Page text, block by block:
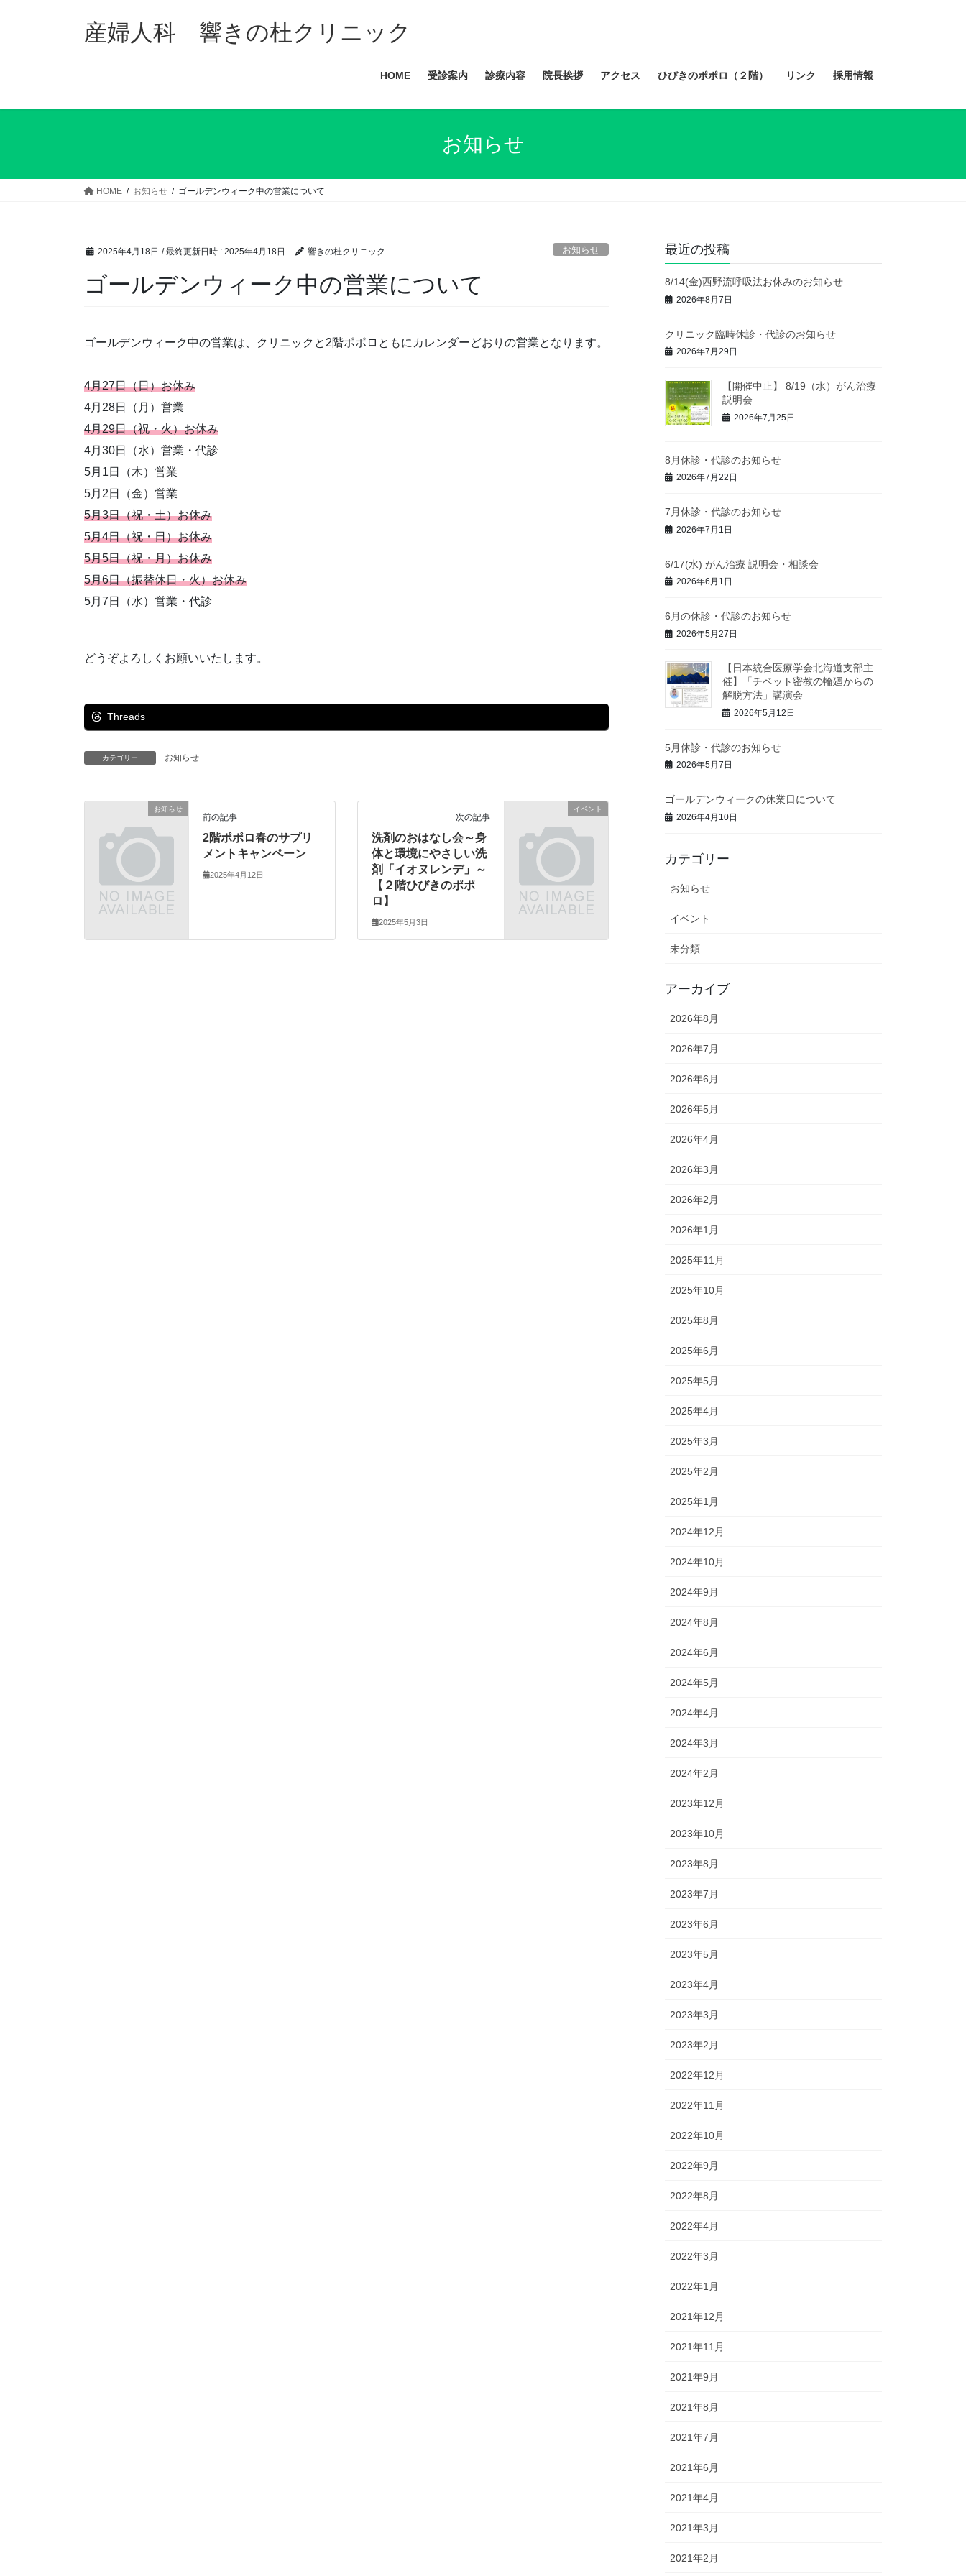
ス
ン
産婦人科 響きの杜クリニック
HOME 受診案内 診療内容 院長挨拶 アクセス ひびきのポポロ（２階） リンク 採用情報
お知らせ
HOME お知らせ ゴールデンウィーク中の営業について
2025年4月18日 / 最終更新日時 : 2025年4月18日 響きの杜クリニック お知らせ
ゴールデンウィーク中の営業について
ゴールデンウィーク中の営業は、クリニックと2階ポポロともにカレンダーどおりの営業となります。
4月27日（日）お休み
4月28日（月）営業
4月29日（祝・火）お休み
4月30日（水）営業・代診
5月1日（木）営業
5月2日（金）営業
5月3日（祝・土）お休み
5月4日（祝・日）お休み
5月5日（祝・月）お休み
5月6日（振替休日・火）お休み
5月7日（水）営業・代診
どうぞよろしくお願いいたします。
Threads
カテゴリー お知らせ
お知らせ
前の記事
2階ポポロ春のサプリ
メントキャンペーン
2025年4月12日
イベント
次の記事
洗剤のおはなし会～身
体と環境にやさしい洗
剤「イオヌレンデ」～
【２階ひびきのポポ
ロ】
2025年5月3日
最近の投稿
8/14(金)西野流呼吸法お休みのお知らせ
2026年8月7日
クリニック臨時休診・代診のお知らせ
2026年7月29日
【開催中止】 8/19（水）がん治療
説明会
2026年7月25日
8月休診・代診のお知らせ
2026年7月22日
7月休診・代診のお知らせ
2026年7月1日
6/17(水) がん治療 説明会・相談会
2026年6月1日
6月の休診・代診のお知らせ
2026年5月27日
【日本統合医療学会北海道支部主
催】「チベット密教の輪廻からの
解脱方法」講演会
2026年5月12日
5月休診・代診のお知らせ
2026年5月7日
ゴールデンウィークの休業日について
2026年4月10日
カテゴリー
お知らせ
イベント
未分類
アーカイブ
2026年8月
2026年7月
2026年6月
2026年5月
2026年4月
2026年3月
2026年2月
2026年1月
2025年11月
2025年10月
2025年8月
2025年6月
2025年5月
2025年4月
2025年3月
2025年2月
2025年1月
2024年12月
2024年10月
2024年9月
2024年8月
2024年6月
2024年5月
2024年4月
2024年3月
2024年2月
2023年12月
2023年10月
2023年8月
2023年7月
2023年6月
2023年5月
2023年4月
2023年3月
2023年2月
2022年12月
2022年11月
2022年10月
2022年9月
2022年8月
2022年4月
2022年3月
2022年1月
2021年12月
2021年11月
2021年9月
2021年8月
2021年7月
2021年6月
2021年4月
2021年3月
2021年2月